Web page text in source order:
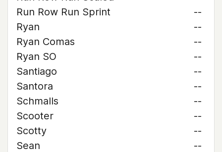
Run Row Run Sprint
--
Ryan
--
Ryan Comas
--
Ryan SO
--
Santiago
--
Santora
--
Schmalls
--
Scooter
--
Scotty
--
Sean
--